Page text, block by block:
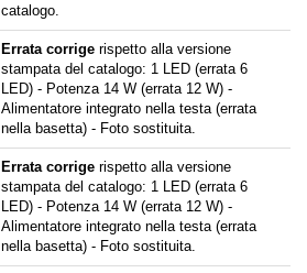
catalogo.
Errata corrige rispetto alla versione
stampata del catalogo: 1 LED (errata 6
LED) - Potenza 14 W (errata 12 W) -
Alimentatore integrato nella testa (errata
nella basetta) - Foto sostituita.
Errata corrige rispetto alla versione
stampata del catalogo: 1 LED (errata 6
LED) - Potenza 14 W (errata 12 W) -
Alimentatore integrato nella testa (errata
nella basetta) - Foto sostituita.